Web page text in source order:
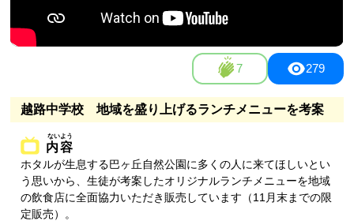
7 279
越路中学校 地域を盛り上げるランチメニューを考案
内容
ホタルが生息する巴ヶ丘自然公園に多くの人に来てほしいとい
う思いから、生徒が考案したオリジナルランチメニューを地域
の飲食店に全面協力いただき販売しています（11月末までの限
定販売）。